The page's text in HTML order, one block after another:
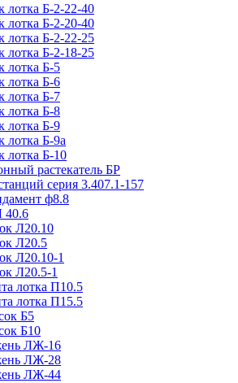
лотка Б-2-22-40
лотка Б-2-20-40
лотка Б-2-22-25
лотка Б-2-18-25
лотка Б-5
лотка Б-6
лотка Б-7
лотка Б-8
лотка Б-9
лотка Б-9а
лотка Б-10
растекатель БР
серия 3.407.1-157
ф8.8
40.6
Л20.10
Л20.5
Л20.10-1
Л20.5-1
лотка П10.5
лотка П15.5
Б5
Б10
ЛЖ-16
ЛЖ-28
ЛЖ-44